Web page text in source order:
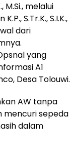
M.Si., melalui
S.Tr.K., S.I.K.,
dari
yang
A1
Desa Tolouwi.
AW tanpa
mencuri sepeda
dalam